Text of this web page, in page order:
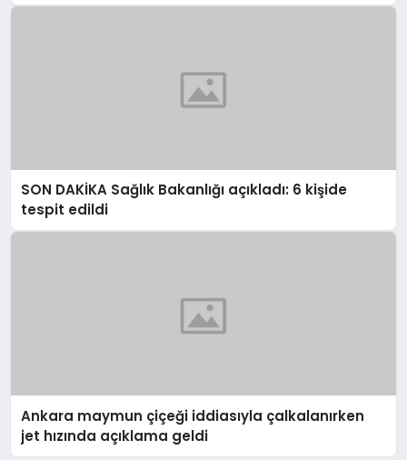
SON DAKİKA Sağlık Bakanlığı açıkladı: 6 kişide
tespit edildi
Ankara maymun çiçeği iddiasıyla çalkalanırken
jet hızında açıklama geldi